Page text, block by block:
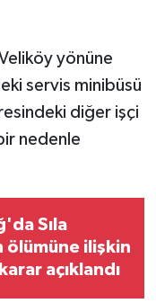
yönüne
servis minibüsü
diğer işçi
nedenle
Sıla
ölümüne ilişkin
açıklandı